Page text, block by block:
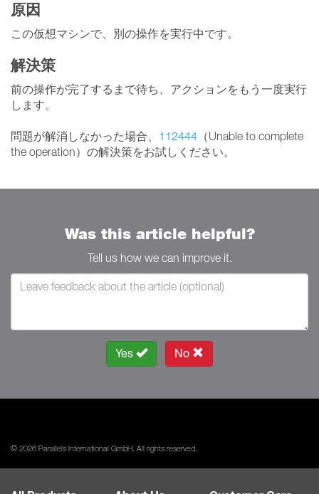
原因
この仮想マシンで、別の操作を実行中です。
解決策
前の操作が完了するまで待ち、アクションをもう一度実行
します。
問題が解消しなかった場合、 112444 （Unable to complete
the operation）の解決策をお試しください。
Was this article helpful?
Tell us how we can improve it.
Yes No
© 2026 Parallels International GmbH. All rights reserved.